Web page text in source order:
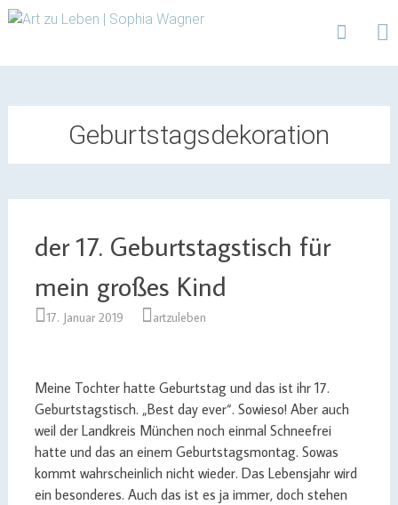
Art zu Leben | Sophia
Geburtstagsdekoration
der 17. Geburtstagstisch für
mein großes Kind
17. Januar 2019 artzuleben
Meine Tochter hatte Geburtstag und das ist ihr 17.
Geburtstagstisch. „Best day ever“. Sowieso! Aber auch
weil der Landkreis München noch einmal Schneefrei
hatte und das an einem Geburtstagsmontag. Sowas
kommt wahrscheinlich nicht wieder. Das Lebensjahr wird
ein besonderes. Auch das ist es ja immer, doch stehen